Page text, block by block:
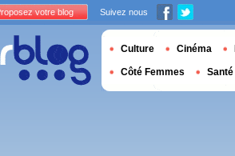
votre blog Suivez nous
Culture Cinéma
Côté Femmes Santé